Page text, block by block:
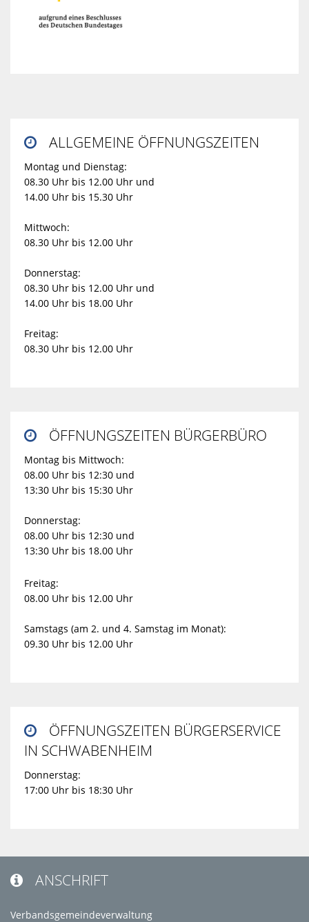
 ALLGEMEINE ÖFFNUNGSZEITEN
Montag und Dienstag:
08.30 Uhr bis 12.00 Uhr und
14.00 Uhr bis 15.30 Uhr
Mittwoch:
08.30 Uhr bis 12.00 Uhr
Donnerstag:
08.30 Uhr bis 12.00 Uhr und
14.00 Uhr bis 18.00 Uhr
Freitag:
08.30 Uhr bis 12.00 Uhr
 ÖFFNUNGSZEITEN BÜRGERBÜRO
Montag bis Mittwoch:
08.00 Uhr bis 12:30 und
13:30 Uhr bis 15:30 Uhr
Donnerstag:
08.00 Uhr bis 12:30 und
13:30 Uhr bis 18.00 Uhr
Freitag:
08.00 Uhr bis 12.00 Uhr
Samstags (am 2. und 4. Samstag im Monat):
09.30 Uhr bis 12.00 Uhr

ÖFFNUNGSZEITEN BÜRGERSERVICE
IN SCHWABENHEIM
Donnerstag:
17:00 Uhr bis 18:30 Uhr
 ANSCHRIFT
Verbandsgemeindeverwaltung